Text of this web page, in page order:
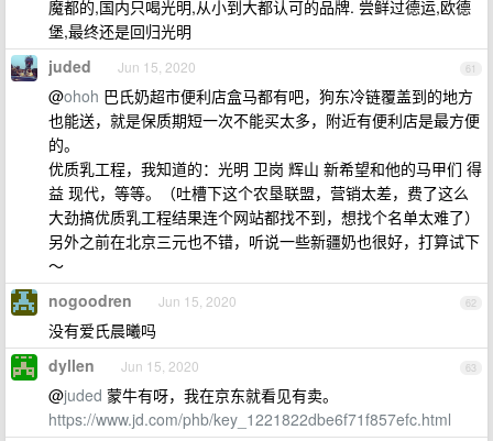
魔都的,国内只喝光明,从小到大都认可的品牌. 尝鲜过德运,欧德
堡,最终还是回归光明
61
juded Jun 15, 2020
@ohoh 巴氏奶超市便利店盒马都有吧，狗东冷链覆盖到的地方
也能送，就是保质期短一次不能买太多，附近有便利店是最方便
的。
优质乳工程，我知道的：光明 卫岗 辉山 新希望和他的马甲们 得
益 现代，等等。（吐槽下这个农垦联盟，营销太差，费了这么
大劲搞优质乳工程结果连个网站都找不到，想找个名单太难了）
另外之前在北京三元也不错，听说一些新疆奶也很好，打算试下
～
62
nogoodren Jun 15, 2020
没有爱氏晨曦吗
63
dyllen Jun 15, 2020
@juded 蒙牛有呀，我在京东就看见有卖。
https://www.jd.com/phb/key_1221822dbe6f71f857efc.html